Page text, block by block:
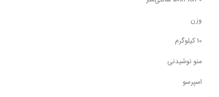
وزن
10 کیلوگرم
منو نوشیدنی
اسپرسو